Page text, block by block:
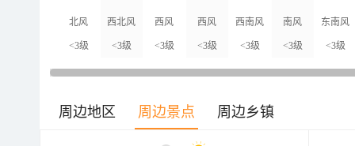
北风
<3级
西北风
<3级
西风
<3级
西风
<3级
西南风
<3级
南风
<3级
东南风
<3级
周边地区 周边景点 周边乡镇